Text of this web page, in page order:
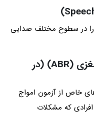
را در سطوح مختلف صدایی
آزمایش شنوایی از طریق امواج مغزی (ABR) (در
خاص از آزمون امواج
که مشکلات